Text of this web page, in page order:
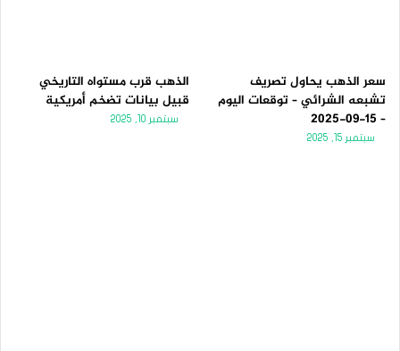
سعر الذهب يحاول تصريف
تشبعه الشرائي – توقعات اليوم
– 15-09-2025
سبتمبر 15, 2025
الذهب قرب مستواه التاريخي
قبيل بيانات تضخم أمريكية
سبتمبر 10, 2025